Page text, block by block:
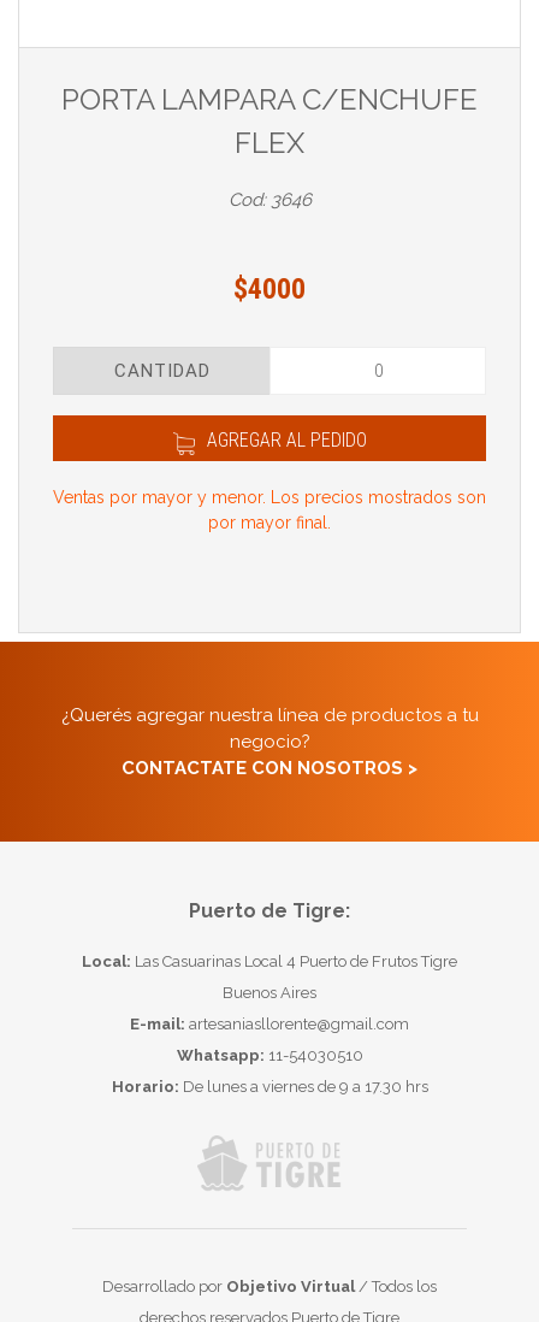
PORTA LAMPARA C/ENCHUFE
FLEX
Cod: 3646
$4000
CANTIDAD
AGREGAR AL PEDIDO
Ventas por mayor y menor. Los precios mostrados son
por mayor final.
¿Querés agregar nuestra línea de productos a tu
negocio?
CONTACTATE CON NOSOTROS >
Puerto de Tigre:
Local: Las Casuarinas Local 4 Puerto de Frutos Tigre
Buenos Aires
E-mail: artesaniasllorente@gmail.com
Whatsapp: 11-54030510
Horario: De lunes a viernes de 9 a 17.30 hrs
Desarrollado por Objetivo Virtual/ Todos los
derechos reservados Puerto de Tigre